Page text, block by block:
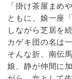
「掛け茶屋まめ
ともに、娘一座
しながら芝居を
カゲキ団の名は
そんな折、南伝
娘、静が仲間に